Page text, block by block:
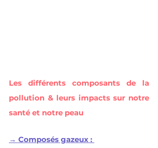
Les différents composants de la
pollution & leurs impacts sur notre
santé et notre peau
→ Composés gazeux :